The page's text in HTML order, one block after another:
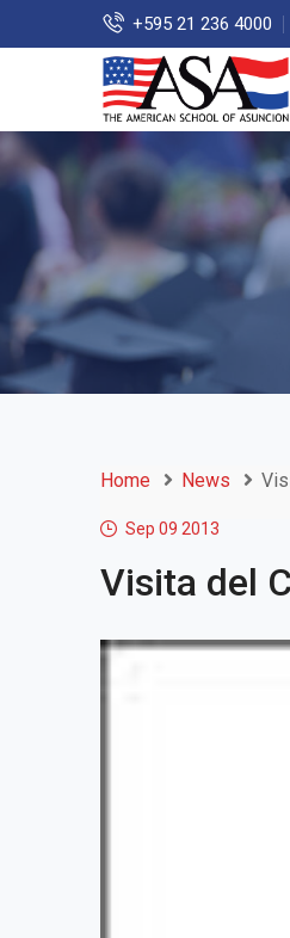
+595 21 236 4000
Home News
Sep 09 2013
Visita del